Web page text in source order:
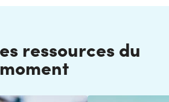
ressources du
moment